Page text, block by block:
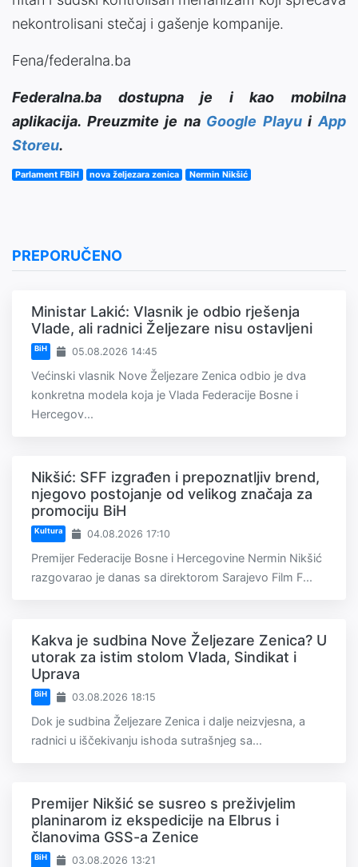
nekontrolisani stečaj i gašenje kompanije.
Fena/federalna.ba
Federalna.ba dostupna je i kao mobilna
aplikacija. Preuzmite je na Google PlayuiApp
Storeu.
Parlament FBiH nova željezara zenica Nermin Nikšić
PREPORUČENO
Ministar Lakić: Vlasnik je odbio rješenja
Vlade, ali radnici Željezare nisu ostavljeni
BiH 05.08.2026 14:45
Većinski vlasnik Nove Željezare Zenica odbio je dva
konkretna modela koja je Vlada Federacije Bosne i
Hercegov...
Nikšić: SFF izgrađen i prepoznatljiv brend,
njegovo postojanje od velikog značaja za
promociju BiH
Kultura 04.08.2026 17:10
Premijer Federacije Bosne i Hercegovine Nermin Nikšić
razgovarao je danas sa direktorom Sarajevo Film F...
Kakva je sudbina Nove Željezare Zenica? U
utorak za istim stolom Vlada, Sindikat i
Uprava
BiH 03.08.2026 18:15
Dok je sudbina Željezare Zenica i dalje neizvjesna, a
radnici u iščekivanju ishoda sutrašnjeg sa...
Premijer Nikšić se susreo s preživjelim
planinarom iz ekspedicije na Elbrus i
članovima GSS-a Zenice
BiH 03.08.2026 13:21